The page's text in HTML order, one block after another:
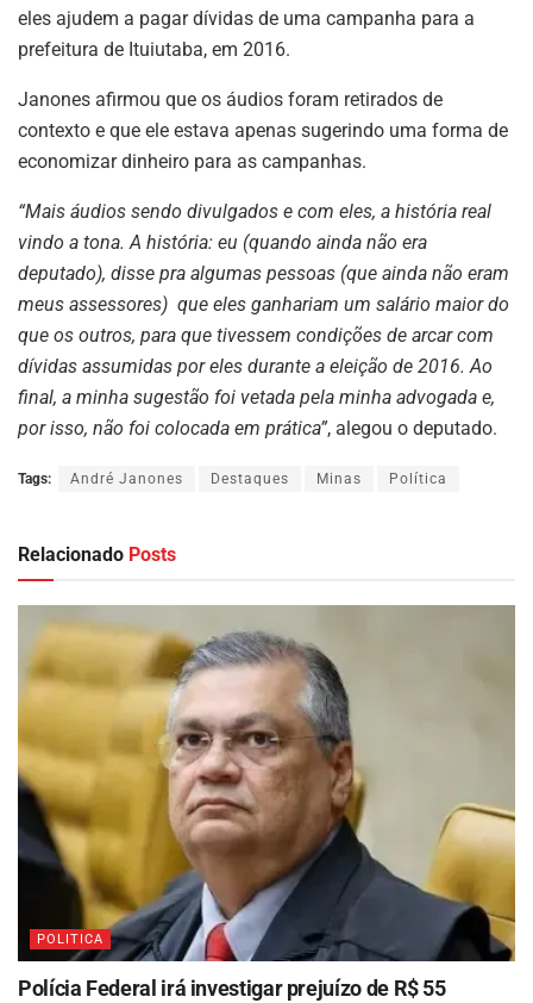
eles ajudem a pagar dívidas de uma campanha para a
prefeitura de Ituiutaba, em 2016.
Janones afirmou que os áudios foram retirados de
contexto e que ele estava apenas sugerindo uma forma de
economizar dinheiro para as campanhas.
“Mais áudios sendo divulgados e com eles, a história real
vindo a tona. A história: eu (quando ainda não era
deputado), disse pra algumas pessoas (que ainda não eram
meus assessores) que eles ganhariam um salário maior do
que os outros, para que tivessem condições de arcar com
dívidas assumidas por eles durante a eleição de 2016. Ao
final, a minha sugestão foi vetada pela minha advogada e,
por isso, não foi colocada em prática”, alegou o deputado.
Tags: André Janones Destaques Minas Política
Relacionado Posts
POLITICA
Polícia Federal irá investigar prejuízo de R$ 55